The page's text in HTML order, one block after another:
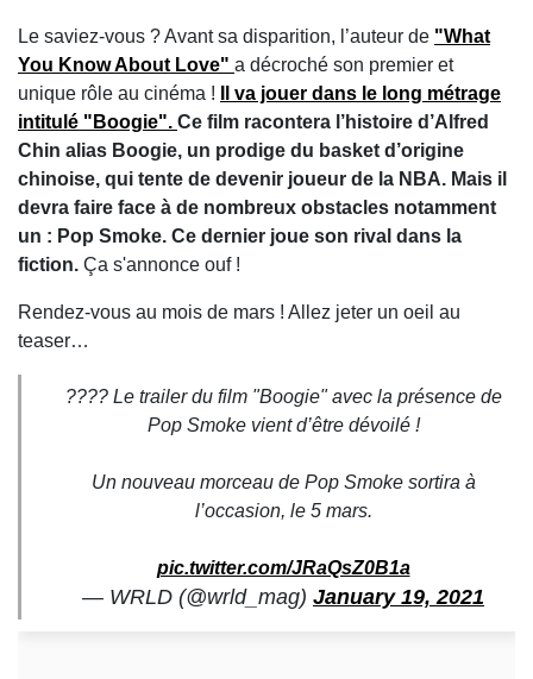
Le saviez-vous ? Avant sa disparition, l’auteur de "What
You Know About Love" a décroché son premier et
unique rôle au cinéma !
Il va jouer dans le long métrage
intitulé "Boogie". Ce film racontera l’histoire d’Alfred
Chin alias Boogie, un prodige du basket d’origine
chinoise, qui tente de devenir joueur de la NBA. Mais il
devra faire face à de nombreux obstacles notamment
un : Pop Smoke. Ce dernier joue son rival dans la
fiction. Ça s'annonce ouf !
Rendez-vous au mois de mars ! Allez jeter un oeil au
teaser…
???? Le trailer du film "Boogie" avec la présence de
Pop Smoke vient d’être dévoilé !
Un nouveau morceau de Pop Smoke sortira à
l’occasion, le 5 mars.
pic.twitter.com/JRaQsZ0B1a
— WRLD (@wrld_mag) January 19, 2021